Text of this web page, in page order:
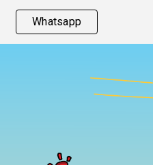
Skip to navigation
Whatsapp